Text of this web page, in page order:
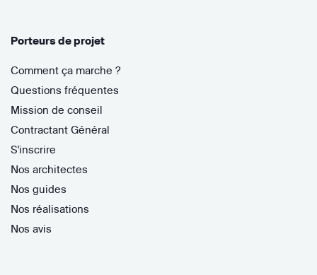
Porteurs de projet
Comment ça marche ?
Questions fréquentes
Mission de conseil
Contractant Général
S'inscrire
Nos architectes
Nos guides
Nos réalisations
Nos avis